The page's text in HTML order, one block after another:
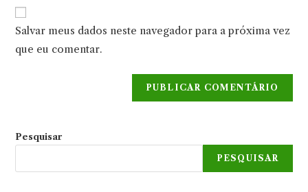
para
comentar
para
comentar
do
seu
site
Salvar meus dados neste navegador para a próxima vez
que eu comentar.
Pesquisar
PESQUISAR